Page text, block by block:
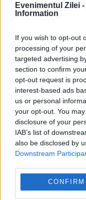
Evenimentul Zilei -
Information
If you wish to opt-out
processing of your
targeted advertising
section to confirm
opt-out request is
interest-based ads
us or personal
your opt-out. You
disclosure of your
IAB’s list of
also be disclosed by
Downstream
CONFIRM
Dan Marian,
Vanbet.